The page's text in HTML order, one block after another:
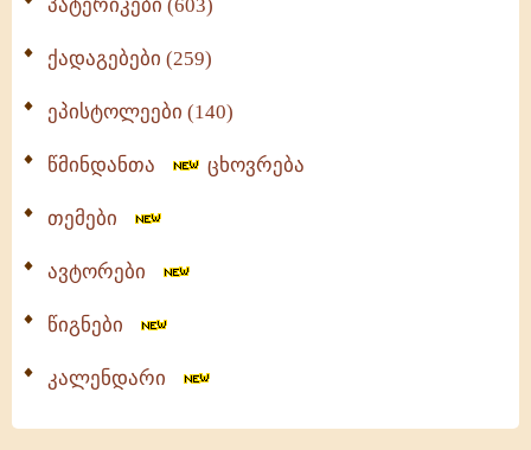
პატერიკები (603)
ქადაგებები (259)
ეპისტოლეები (140)
წმინდანთა ცხოვრება
თემები
ავტორები
წიგნები
კალენდარი